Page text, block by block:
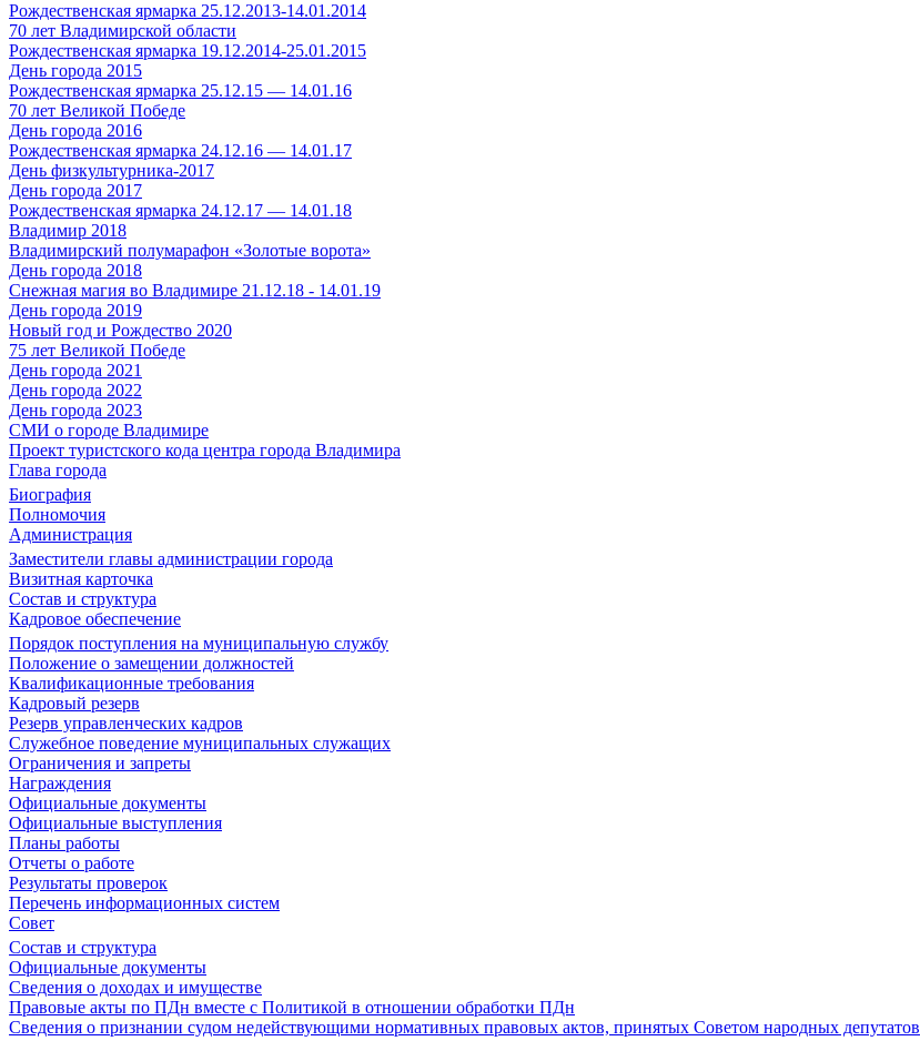
Рождественская ярмарка 25.12.2013-14.01.2014
70 лет Владимирской области
Рождественская ярмарка 19.12.2014-25.01.2015
День города 2015
Рождественская ярмарка 25.12.15 — 14.01.16
70 лет Великой Победе
День города 2016
Рождественская ярмарка 24.12.16 — 14.01.17
День физкультурника-2017
День города 2017
Рождественская ярмарка 24.12.17 — 14.01.18
Владимир 2018
Владимирский полумарафон «Золотые ворота»
День города 2018
Снежная магия во Владимире 21.12.18 - 14.01.19
День города 2019
Новый год и Рождество 2020
75 лет Великой Победе
День города 2021
День города 2022
День города 2023
СМИ о городе Владимире
Проект туристского кода центра города Владимира
Глава города
Биография
Полномочия
Администрация
Заместители главы администрации города
Визитная карточка
Состав и структура
Кадровое обеспечение
Порядок поступления на муниципальную службу
Положение о замещении должностей
Квалификационные требования
Кадровый резерв
Резерв управленческих кадров
Служебное поведение муниципальных служащих
Ограничения и запреты
Награждения
Официальные документы
Официальные выступления
Планы работы
Отчеты о работе
Результаты проверок
Перечень информационных систем
Совет
Состав и структура
Официальные документы
Сведения о доходах и имуществе
Правовые акты по ПДн вместе с Политикой в отношении обработки ПДн
Сведения о признании судом недействующими нормативных правовых актов, принятых Советом народных депутатов